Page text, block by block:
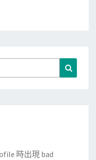
時出現 bad